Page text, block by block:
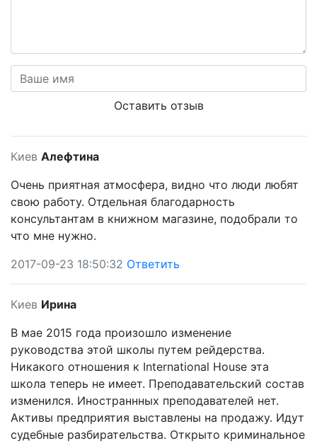
Оставить отзыв
Киев Алефтина
Очень приятная атмосфера, видно что люди любят
свою работу. Отдельная благодарность
консультантам в книжном магазине, подобрали то
что мне нужно.
2017-09-23 18:50:32 Ответить
Киев Ирина
В мае 2015 года произошло изменение
руководства этой школы путем рейдерства.
Никакого отношения к International House эта
школа теперь не имеет. Преподавательский состав
изменился. Иностраннных преподавателей нет.
Активы предприятия выставлены на продажу. Идут
судебные разбирательства. Открыто криминальное